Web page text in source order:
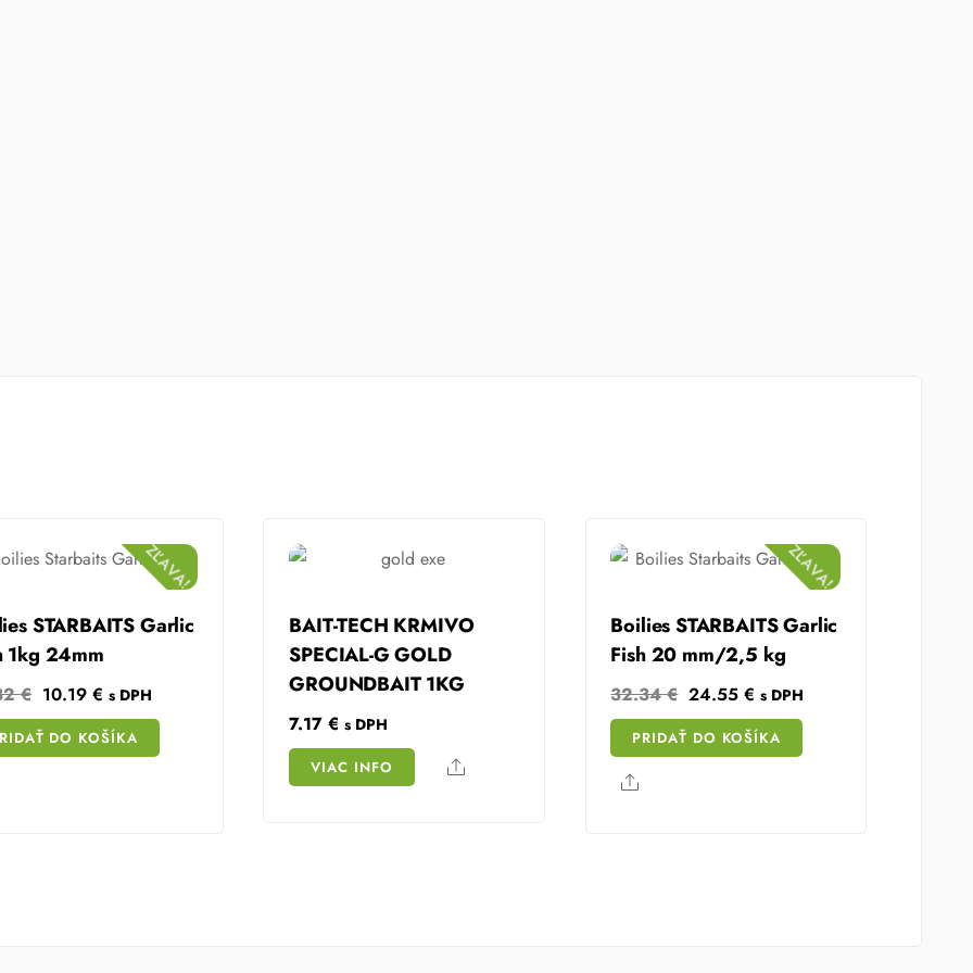
ZĽAVA!
STARBAITS Garlic
1kg 24mm
€ Original
price
was:
10.19 €Current
price
is:
s DPH
DO KOŠÍKA
BAIT-TECH KRMIVO
SPECIAL-G GOLD
GROUNDBAIT 1KG
7.17€ s DPH
VIAC INFO Share
ZĽAVA!
Boilies STARBAITS Garlic
Fish 20 mm/2,5 kg
32.34€ Original
price
was:
24.55€ Current
price
is:
s DPH
PRIDAŤ DO KOŠÍKA
Share